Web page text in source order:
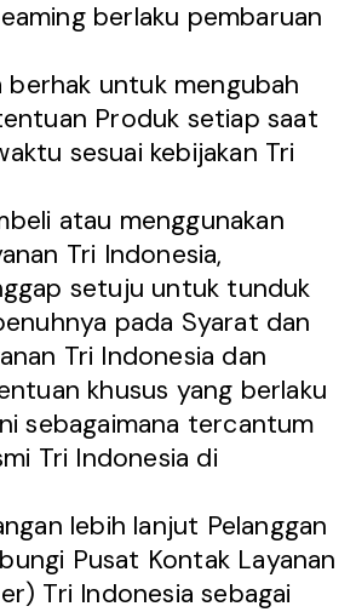
berlaku pembaruan
berhak untuk mengubah
Produk setiap saat
sesuai kebijakan Tri
atau menggunakan
Tri Indonesia,
setuju untuk tunduk
pada Syarat dan
Tri Indonesia dan
khusus yang berlaku
sebagaimana tercantum
Tri Indonesia di
lebih lanjut Pelanggan
Pusat Kontak Layanan
Tri Indonesia sebagai